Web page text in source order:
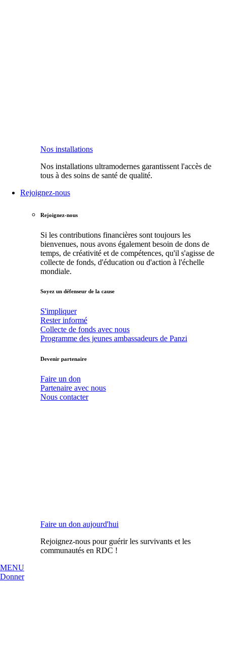
Nos installations
Nos installations ultramodernes garantissent l'accès de
tous à des soins de santé de qualité.
Rejoignez-nous
Rejoignez-nous
Si les contributions financières sont toujours les
bienvenues, nous avons également besoin de dons de
temps, de créativité et de compétences, qu'il s'agisse de
collecte de fonds, d'éducation ou d'action à l'échelle
mondiale.
Soyez un défenseur de la cause
S'impliquer
Rester informé
Collecte de fonds avec nous
Programme des jeunes ambassadeurs de Panzi
Devenir partenaire
Faire un don
Partenaire avec nous
Nous contacter
Faire un don aujourd'hui
Rejoignez-nous pour guérir les survivants et les
communautés en RDC !
MENU
Donner